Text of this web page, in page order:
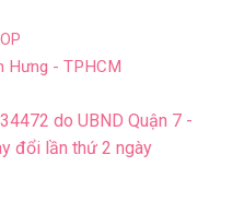
Hưng - TPHCM
do UBND Quận 7 -
đổi lần thứ 2 ngày